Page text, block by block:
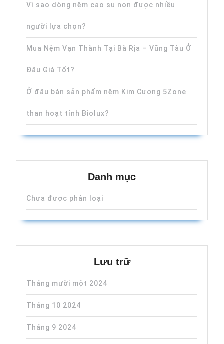
Vì sao dòng nệm cao su non được nhiều
người lựa chọn?
Mua Nệm Vạn Thành Tại Bà Rịa – Vũng Tàu Ở
Đâu Giá Tốt?
Ở đâu bán sản phẩm nệm Kim Cương 5Zone
than hoạt tính Biolux?
Danh mục
Chưa được phân loại
Lưu trữ
Tháng mười một 2024
Tháng 10 2024
Tháng 9 2024